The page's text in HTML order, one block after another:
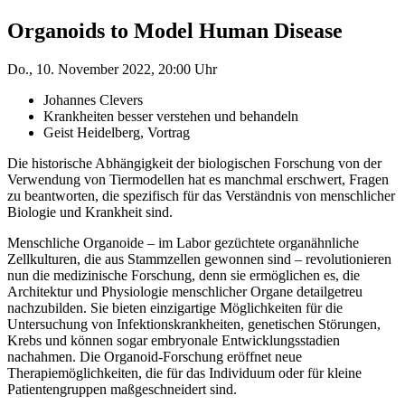
Organoids to Model Human Disease
Do., 10. November 2022, 20:00 Uhr
Johannes Clevers
Krankheiten besser verstehen und behandeln
Geist Heidelberg, Vortrag
Die historische Abhängigkeit der biologischen Forschung von der
Verwendung von Tiermodellen hat es manchmal erschwert, Fragen
zu beantworten, die spezifisch für das Verständnis von menschlicher
Biologie und Krankheit sind.
Menschliche Organoide – im Labor gezüchtete organähnliche
Zellkulturen, die aus Stammzellen gewonnen sind – revolutionieren
nun die medizinische Forschung, denn sie ermöglichen es, die
Architektur und Physiologie menschlicher Organe detailgetreu
nachzubilden. Sie bieten einzigartige Möglichkeiten für die
Untersuchung von Infektionskrankheiten, genetischen Störungen,
Krebs und können sogar embryonale Entwicklungsstadien
nachahmen. Die Organoid-Forschung eröffnet neue
Therapiemöglichkeiten, die für das Individuum oder für kleine
Patientengruppen maßgeschneidert sind.